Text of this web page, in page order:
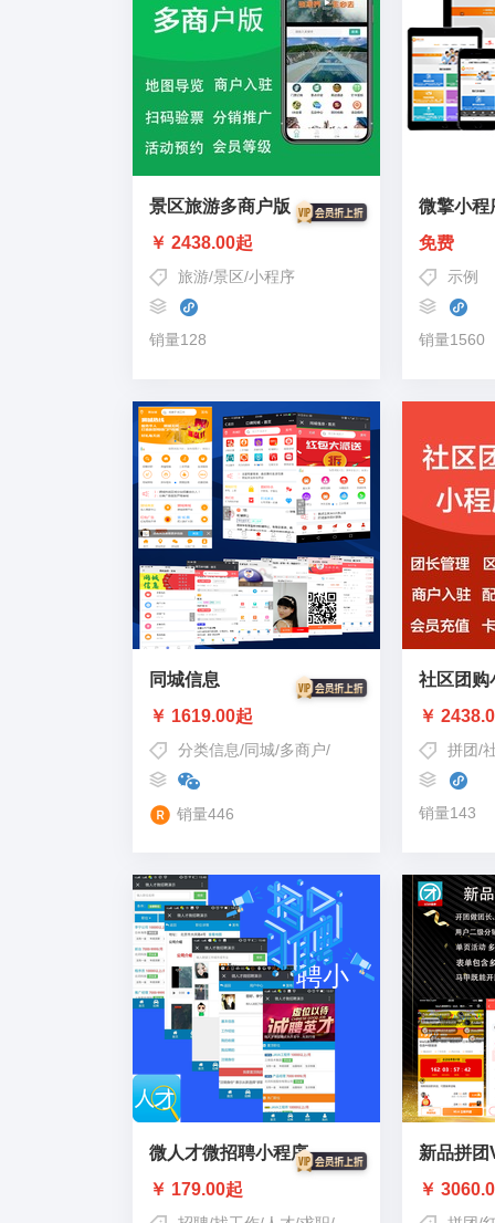
景区旅游多商户版
￥ 2438.00起
旅游/景区/小程序
销量128
微擎小程
免费
示例
销量1560
同城信息
￥ 1619.00起
分类信息/同城/多商户/ 同城小程序
销量446
社区团购
￥
拼团/
销量143
微人才微招聘小程序
￥ 179.00起
新品拼团
￥